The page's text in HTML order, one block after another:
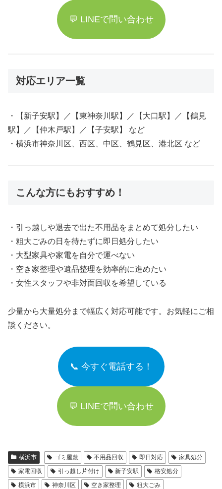
💬 LINEで問い合わせ
対応エリア一覧
・【新子安駅】／【東神奈川駅】／【大口駅】／【鶴見
駅】／【仲木戸駅】／【子安駅】 など
・横浜市神奈川区、西区、中区、鶴見区、港北区 など
こんな方にもおすすめ！
・引っ越しや退去で出た不用品をまとめて処分したい
・粗大ごみの日を待たずに即日処分したい
・大型家具や家電を自分で運べない
・空き家整理や遺品整理を効率的に進めたい
・女性スタッフや非対面回収を希望している
少量から大量処分まで幅広く対応可能です。お気軽にご相
談ください。
📞 今すぐ電話する！
💬 LINEで問い合わせ
横浜市 ゴミ屋敷 不用品回収 即日対応
家具処分
家電回収
引っ越し片付け 新子安駅
格安処分
横浜市
神奈川区 空き家整理
粗大ごみ